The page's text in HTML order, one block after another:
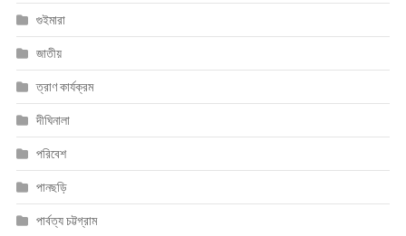
গুইমারা
জাতীয়
ত্রাণ কার্যক্রম
দীঘিনালা
পরিবেশ
পানছড়ি
পার্বত্য চট্টগ্রাম